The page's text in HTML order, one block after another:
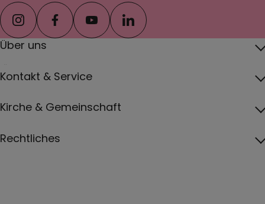
instagramfacebookyoutubelinkedin
Über uns
Pfarreien
Katholisch werden und Wiedereintritt
Kontakt & Service
Jobs
Kirche & Gemeinschaft
Rechtliches